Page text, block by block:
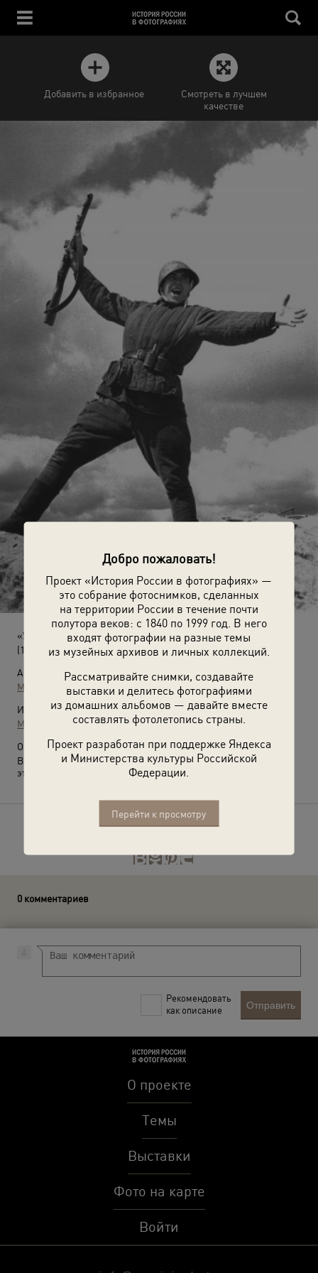
Добро пожаловать!
Проект «История России в фотографиях» —
это собрание фотоснимков, сделанных
на территории России в течение почти
полутора веков: с 1840 по 1999 год. В него
входят фотографии на разные темы
из музейных архивов и личных коллекций.
Рассматривайте снимки, создавайте
выставки и делитесь фотографиями
из домашних альбомов — давайте вместе
составлять фотолетопись страны.
Проект разработан при поддержке Яндекса
и Министерства культуры Российской
Федерации.
Перейти к просмотру
Добавить в избранное
Смотреть в лучшем
качестве
«Ура! Победа!»
(1945 год)
Автор:
Марк Марков-Гринберг
Источники:
МАММ / МДФ
О фотографии:
Выставки«Победители»и«Приказ фотографироваться»
этим снимком.
0 комментариев
Рекомендовать
как описание
Отправить
О проекте
Темы
Выставки
Фото на карте
Войти